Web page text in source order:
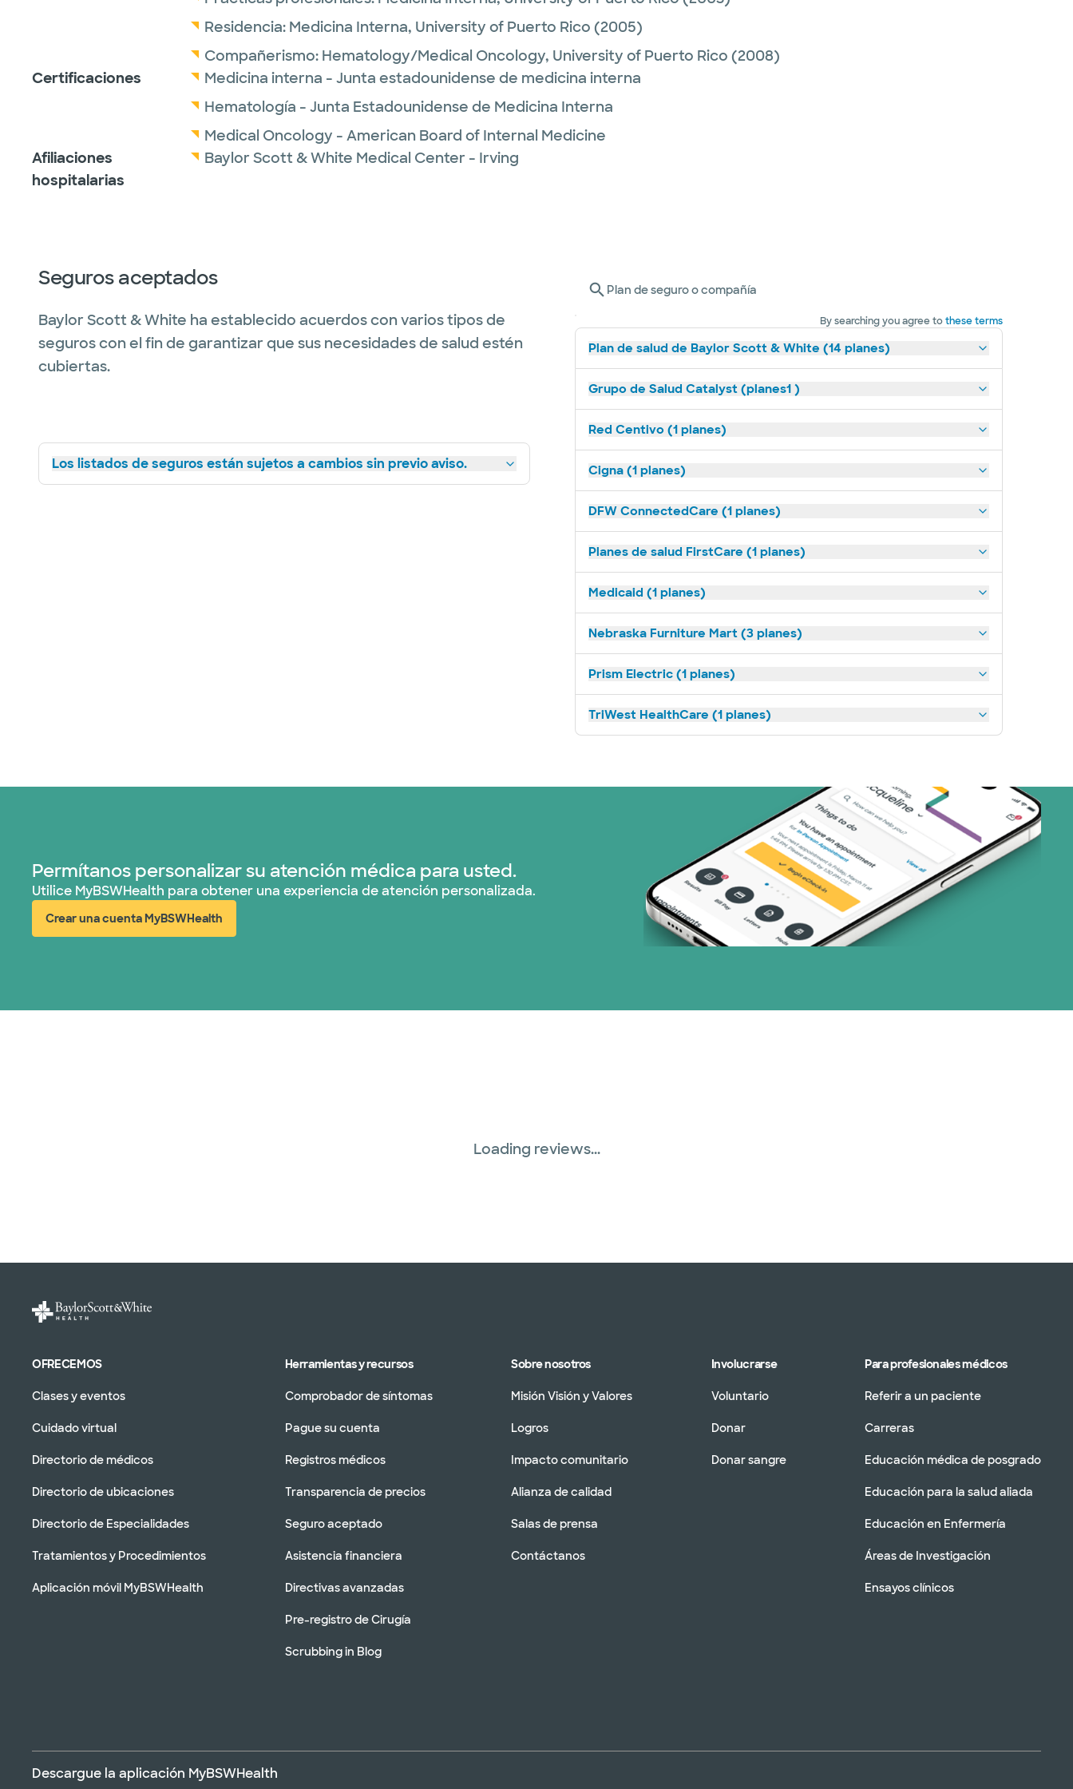
Residencia: Medicina Interna, University of Puerto Rico (2005)
Compañerismo: Hematology/Medical Oncology, University of Puerto Rico (2008)
Certificaciones
Medicina interna - Junta estadounidense de medicina interna
Hematología - Junta Estadounidense de Medicina Interna
Medical Oncology - American Board of Internal Medicine
Afiliaciones
hospitalarias
Baylor Scott & White Medical Center - Irving
Seguros aceptados
Baylor Scott & White ha establecido acuerdos con varios tipos de
seguros con el fin de garantizar que sus necesidades de salud estén
cubiertas.
Los listados de seguros están sujetos a cambios sin previo aviso.
Plan de seguro o compañía
By searching you agree tothese terms
Plan de salud de Baylor Scott & White (14 planes)
Grupo de Salud Catalyst (planes1 )
Red Centivo (1 planes)
Cigna (1 planes)
DFW ConnectedCare (1 planes)
Planes de salud FirstCare (1 planes)
Medicaid (1 planes)
Nebraska Furniture Mart (3 planes)
Prism Electric (1 planes)
TriWest HealthCare (1 planes)
Permítanos personalizar su atención médica para usted.
Utilice MyBSWHealth para obtener una experiencia de atención personalizada.
Crear una cuenta MyBSWHealth
(abre en ventana nueva)
Loading reviews...
OFRECEMOS
Clases y eventos
Cuidado virtual
Directorio de médicos
Directorio de ubicaciones
Directorio de Especialidades
Tratamientos y Procedimientos
Aplicación móvil MyBSWHealth
Herramientas y recursos
Comprobador de síntomas
Pague su cuenta
Registros médicos
Transparencia de precios
Seguro aceptado
Asistencia financiera
Directivas avanzadas
Pre-registro de Cirugía
Scrubbing in Blog
Sobre nosotros
Misión Visión y Valores
Logros
Impacto comunitario
Alianza de calidad
Salas de prensa
Contáctanos
Involucrarse
Voluntario
Donar
Donar sangre
Para profesionales médicos
Referir a un paciente
Carreras
Educación médica de posgrado
Educación para la salud aliada
Educación en Enfermería
Áreas de Investigación
Ensayos clínicos
Descargue la aplicación MyBSWHealth